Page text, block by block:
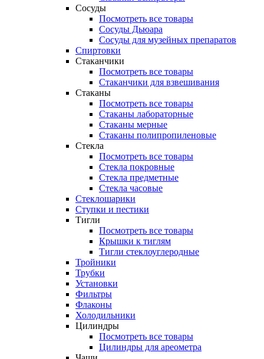
Сосуды
Посмотреть все товары
Сосуды Дьюара
Сосуды для музейных препаратов
Спиртовки
Стаканчики
Посмотреть все товары
Стаканчики для взвешивания
Стаканы
Посмотреть все товары
Стаканы лабораторные
Стаканы мерные
Стаканы полипропиленовые
Стекла
Посмотреть все товары
Стекла покровные
Стекла предметные
Стекла часовые
Стеклошарики
Ступки и пестики
Тигли
Посмотреть все товары
Крышки к тиглям
Тигли стеклоуглеродные
Тройники
Трубки
Установки
Фильтры
Флаконы
Холодильники
Цилиндры
Посмотреть все товары
Цилиндры для ареометра